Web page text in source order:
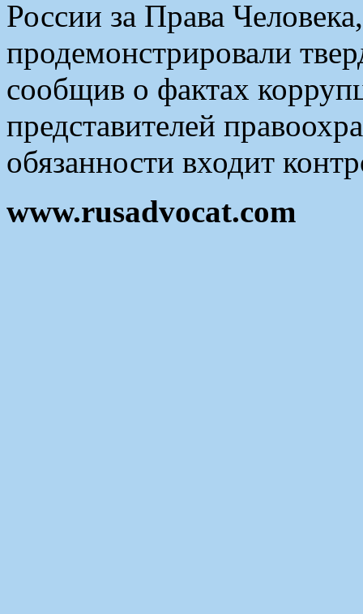
России за Права
продемонстрировали
сообщив о фактах
представителей
обязанности входит
www.rusadvocat.com